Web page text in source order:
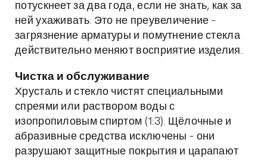
потускнеет за два года, если не знать, как за
ней ухаживать. Это не преувеличение -
загрязнение арматуры и помутнение стекла
действительно меняют восприятие изделия.
Чистка и обслуживание
Хрусталь и стекло чистят специальными
спреями или раствором воды с
изопропиловым спиртом (1:3). Щёлочные и
абразивные средства исключены - они
разрушают защитные покрытия и царапают